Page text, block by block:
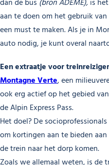
dan de bus (bron ADEME),is
aan te doen om het gebruik
een must te maken. Als je in
auto nodig, je kunt overal
Een extraatje voor
Montagne Verte, een
ook erg actief op het gebied
de Alpin Express Pass.
Het doel? De
om kortingen aan te bieden
de trein naar het dorp komen.
Zoals we allemaal weten, is de